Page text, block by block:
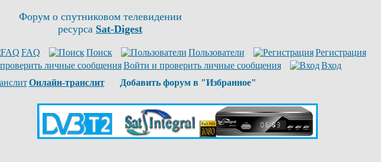
Форум о спутниковом телевидении
ресурса Sat-Digest
FAQ Поиск Пользователи
Регистрация
Войти и проверить личные сообщения
Вход
Онлайн-транслит
Добавить форум в "Избранное"